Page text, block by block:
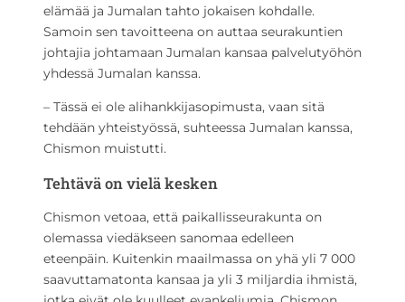
elämää ja Jumalan tahto jokaisen kohdalle.
Samoin sen tavoitteena on auttaa seurakuntien
johtajia johtamaan Jumalan kansaa palvelutyöhön
yhdessä Jumalan kanssa.
– Tässä ei ole alihankkijasopimusta, vaan sitä
tehdään yhteistyössä, suhteessa Jumalan kanssa,
Chismon muistutti.
Tehtävä on vielä kesken
Chismon vetoaa, että paikallisseurakunta on
olemassa viedäkseen sanomaa edelleen
eteenpäin. Kuitenkin maailmassa on yhä yli 7 000
saavuttamatonta kansaa ja yli 3 miljardia ihmistä,